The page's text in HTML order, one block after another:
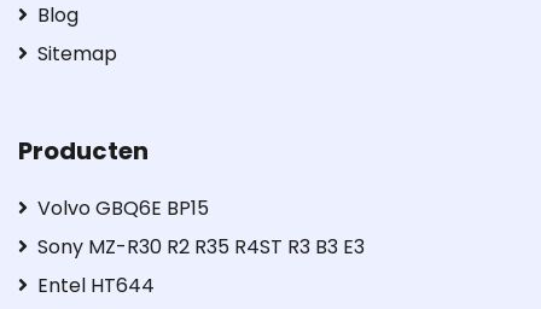
Blog
Sitemap
Producten
Volvo GBQ6E BP15
Sony MZ-R30 R2 R35 R4ST R3 B3 E3
Entel HT644